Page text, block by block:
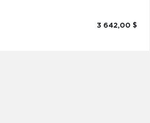
3 642,00 $